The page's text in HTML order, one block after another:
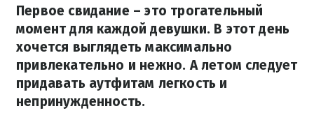
Первое свидание – это трогательный
момент для каждой девушки. В этот день
хочется выглядеть максимально
привлекательно и нежно. А летом следует
придавать аутфитам легкость и
непринужденность.